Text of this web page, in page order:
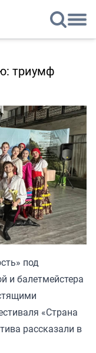
триумф
под
и балетмейстера
«Страна
рассказали в